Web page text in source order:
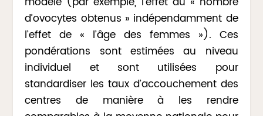
d’ovocytes obtenus » indépendamment de
l’effet de « l’âge des femmes »). Ces
pondérations sont estimées au niveau
individuel et sont utilisées pour
standardiser les taux d’accouchement des
centres de manière à les rendre